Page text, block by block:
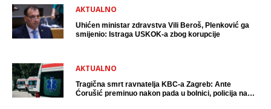
AKTUALNO
Uhićen ministar zdravstva Vili Beroš, Plenković ga
smijenio: Istraga USKOK-a zbog korupcije
AKTUALNO
Tragična smrt ravnatelja KBC-a Zagreb: Ante
Ćorušić preminuo nakon pada u bolnici, policija na